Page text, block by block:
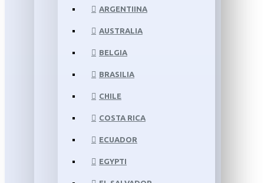
ARGENTIINA
AUSTRALIA
BELGIA
BRASILIA
CHILE
COSTA RICA
ECUADOR
EGYPTI